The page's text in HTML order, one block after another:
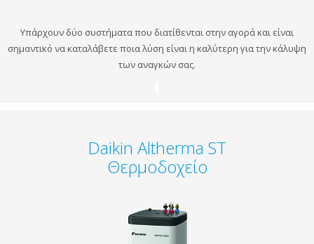
Υπάρχουν δύο συστήματα που διατίθενται στην αγορά και είναι
σημαντικό να καταλάβετε ποια λύση είναι η καλύτερη για την κάλυψη
των αναγκών σας.
Daikin Altherma ST
Θερμοδοχείο